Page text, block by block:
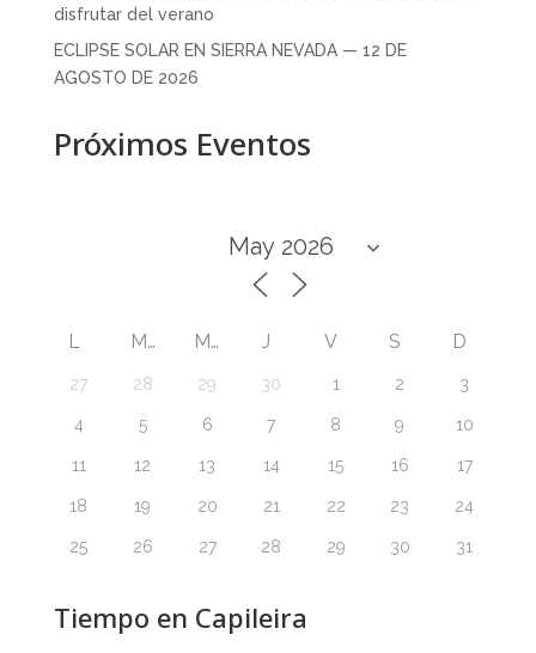
disfrutar del verano
ECLIPSE SOLAR EN SIERRA NEVADA — 12 DE
AGOSTO DE 2026
Próximos Eventos
L M M J V S D
27 28 29 30 1 2 3
4 5 6 7 8 9 10
11 12 13 14 15 16 17
18 19 20 21 22 23 24
25 26 27 28 29 30 31
Tiempo en Capileira